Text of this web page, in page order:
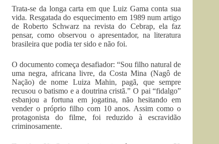
Trata-se da longa carta em que Luiz Gama conta sua
vida. Resgatada do esquecimento em 1989 num artigo
de Roberto Schwarz na revista do Cebrap, ela faz
pensar, como observou o apresentador, na literatura
brasileira que podia ter sido e não foi.
O documento começa desafiador: “Sou filho natural de
uma negra, africana livre, da Costa Mina (Nagô de
Nação) de nome Luiza Mahin, pagã, que sempre
recusou o batismo e a doutrina cristã.” O pai “fidalgo”
esbanjou a fortuna em jogatina, não hesitando em
vender o próprio filho com 10 anos. Assim como o
protagonista do filme, foi reduzido à escravidão
criminosamente.